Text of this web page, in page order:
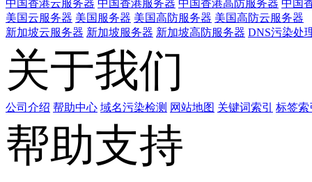
中国香港云服务器 中国香港服务器 中国香港高防服务器 中国
美国云服务器 美国服务器 美国高防服务器 美国高防云服务器
新加坡云服务器 新加坡服务器 新加坡高防服务器 DNS污染处
关于我们
公司介绍 帮助中心 域名污染检测 网站地图 关键词索引 标签索
帮助支持